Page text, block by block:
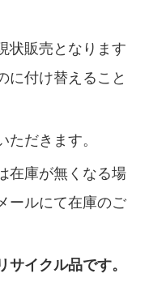
状販売となります
に付け替えること
だきます。
在庫が無くなる場
ールにて在庫のご
サイクル品です。